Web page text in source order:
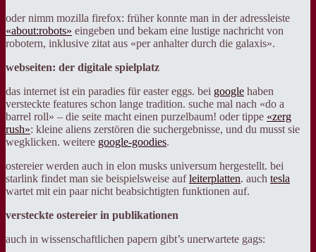
oder nimm mozilla firefox: früher konnte man in der adressleiste
«about:robots» eingeben und bekam eine lustige nachricht von
robotern, inklusive zitat aus «per anhalter durch die galaxis».
webseiten: der digitale spielplatz
das internet ist ein paradies für easter eggs. bei google haben
versteckte features schon lange tradition. suche mal nach «do a
barrel roll» – die seite macht einen purzelbaum! oder tippe «zerg
rush»: kleine aliens zerstören die suchergebnisse, und du musst sie
wegklicken. weitere google-goodies.
ostereier werden auch in elon musks universum hergestellt. bei
starlink findet man sie beispielsweise aufleiterplatten. auch tesla
wartet mit ein paar nicht beabsichtigten funktionen auf.
versteckte ostereier in publikationen
auch in wissenschaftlichen papern gibt’s unerwartete gags: